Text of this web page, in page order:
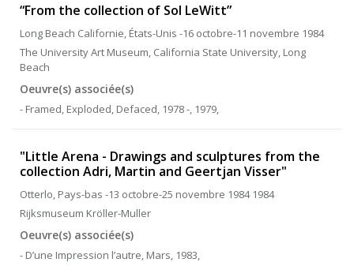
“From the collection of Sol LeWitt”
Long Beach Californie, États-Unis -16 octobre-11 novembre 1984
The University Art Museum, California State University, Long
Beach
Oeuvre(s) associée(s)
- Framed, Exploded, Defaced, 1978 -, 1979,
"Little Arena - Drawings and sculptures from the
collection Adri, Martin and Geertjan Visser"
Otterlo, Pays-bas -13 octobre-25 novembre 1984 1984
Rijksmuseum Kröller-Muller
Oeuvre(s) associée(s)
- D’une Impression l’autre, Mars, 1983,